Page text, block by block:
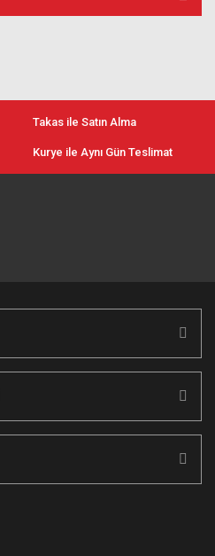
Takas ile Satın Alma
Kurye ile Aynı Gün Teslimat